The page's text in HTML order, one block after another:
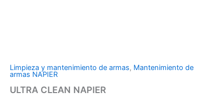
Limpieza y mantenimiento de armas, Mantenimiento de
armas NAPIER
ULTRA CLEAN NAPIER